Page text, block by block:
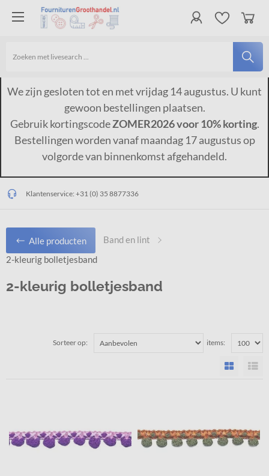
We zijn gesloten tot en met vrijdag 14 augustus. U kunt
gewoon bestellingen plaatsen.
Gebruik kortingscodeZOMER2026 voor 10% korting.
Bestellingen worden vanaf maandag 17 augustus op
volgorde van binnenkomst afgehandeld.
Op werkdagen vóór 15:00 uur besteld, dezelfde dag verzonden*
Gratis verzending vanaf €150,-*
Klantenservice: +31 (0) 35 8877336
Alle producten
Band en lint
2-kleurig bolletjesband
2-kleurig bolletjesband
Sorteer op: items: